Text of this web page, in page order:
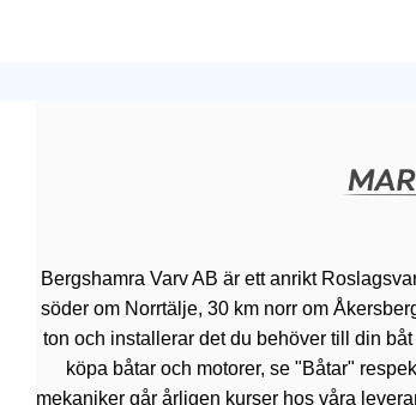
Bergshamra Varv AB är ett anrikt
söder om Norrtälje, 30 km norr om
ton och installerar det du behöver till din
köpa båtar och motorer, se "Båtar"
mekaniker går årligen kurser hos våra